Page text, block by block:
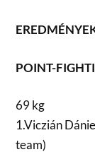
POINT-
69 kg
1.Viczián
team)